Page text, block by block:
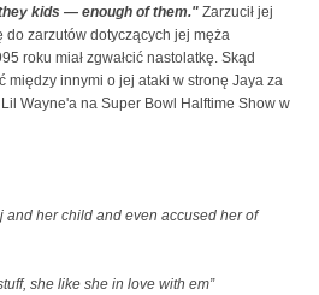
kids — enough of them." Zarzucił jej
do zarzutów dotyczących jej męża
roku miał zgwałcić nastolatkę. Skąd
między innymi o jej ataki w stronę Jaya za
Wayne'a na Super Bowl Halftime Show w
and her child and even accused her of
she like she in love with em”